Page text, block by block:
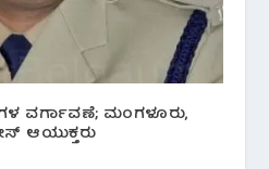
ವರ್ಗಾವಣೆ; ಮಂಗಳೂರು,
ಆಯುಕ್ತರು